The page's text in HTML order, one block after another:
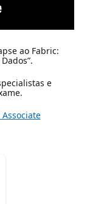
ao Fabric:
e